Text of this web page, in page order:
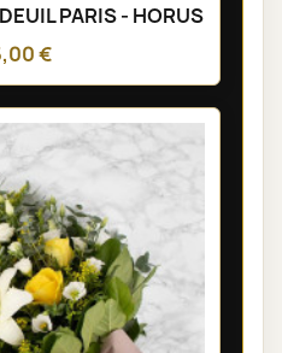
PARIS - HORUS
€